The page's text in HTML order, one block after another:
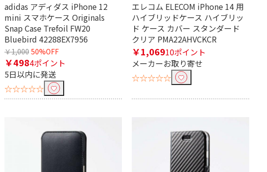
adidas アディダス iPhone 12
mini スマホケース Originals
Snap Case Trefoil FW20
Bluebird 42288EX7956
￥1,000 50%OFF
￥4984ポイント
5日以内に発送
☆☆☆☆☆
エレコム ELECOM iPhone 14 用
ハイブリッドケース ハイブリッ
ド ケース カバー スタンダード
クリア PMA22AHVCKCR
￥1,06910ポイント
メーカーお取り寄せ
☆☆☆☆☆